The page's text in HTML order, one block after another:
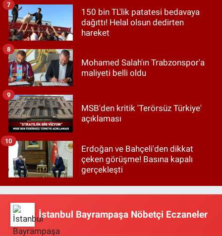
150 bin TL'lik patatesi bedavaya
dağıttı! Helal olsun dedirten
hareket
7
Mohamed Salah'ın Trabzonspor'a
maliyeti belli oldu
8
MSB'den kritik 'Terörsüz Türkiye'
açıklaması
9
Erdoğan ve Bahçeli'den dikkat
çeken görüşme! Basına kapalı
gerçekleşti
10
İstanbul Bayrampaşa Nöbetçi Eczaneler